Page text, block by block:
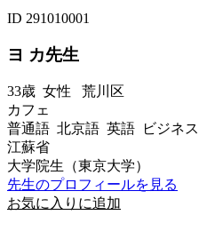
ID 291010001
ヨ カ先生
33歳 女性 荒川区
カフェ
普通語 北京語 英語 ビジネ
江蘇省
大学院生（東京大学）
先生のプロフィールを見る
お気に入りに追加